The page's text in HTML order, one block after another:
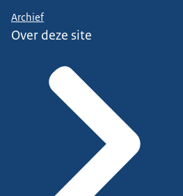
Archief
Over deze site